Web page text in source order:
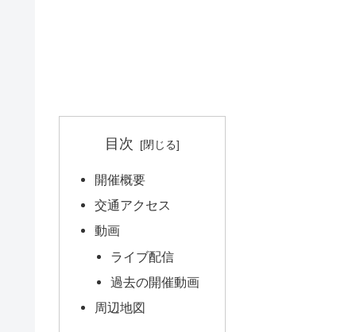
目次
開催概要
交通アクセス
動画
ライブ配信
過去の開催動画
周辺地図